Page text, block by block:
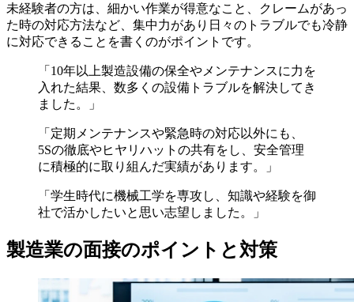
未経験者の方は、細かい作業が得意なこと、クレームがあっ
た時の対応方法など、集中力があり日々のトラブルでも冷静
に対応できることを書くのがポイントです。
「10年以上製造設備の保全やメンテナンスに力を
入れた結果、数多くの設備トラブルを解決してき
ました。」
「定期メンテナンスや緊急時の対応以外にも、
5Sの徹底やヒヤリハットの共有をし、安全管理
に積極的に取り組んだ実績があります。」
「学生時代に機械工学を専攻し、知識や経験を御
社で活かしたいと思い志望しました。」
製造業の面接のポイントと対策